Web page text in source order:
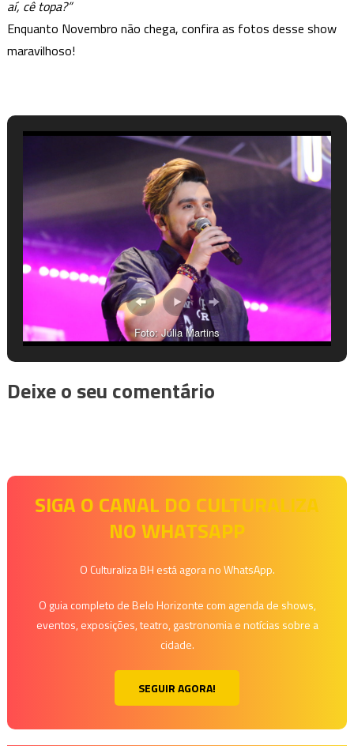
aí, cê topa?”
Enquanto Novembro não chega, confira as fotos desse show
maravilhoso!
Foto: Júlia Martins
Deixe o seu comentário
SIGA O CANAL DO CULTURALIZA
NO WHATSAPP
O Culturaliza BH está agora no WhatsApp.
O guia completo de Belo Horizonte com agenda de shows,
eventos, exposições, teatro, gastronomia e notícias sobre a
cidade.
SEGUIR AGORA!